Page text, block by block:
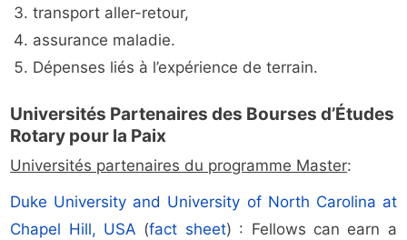
transport aller-retour,
assurance maladie.
Dépenses liés à l’expérience de terrain.
Universités Partenaires des Bourses d’Études
Rotary pour la Paix
Universités partenaires du programme Master:
Duke University and University of North Carolina at
Chapel Hill, USA (fact sheet) : Fellows can earn a